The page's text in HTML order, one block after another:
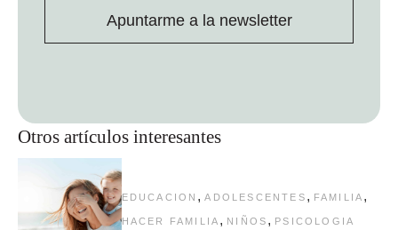
Otros artículos interesantes
EDUCACION , ADOLESCENTES , FAMILIA ,
HACER FAMILIA , NIÑOS , PSICOLOGIA
Apuntarme a la newsletter